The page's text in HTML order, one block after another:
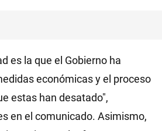
es la que el Gobierno ha
económicas y el proceso
estas han desatado",
en el comunicado. Asimismo,